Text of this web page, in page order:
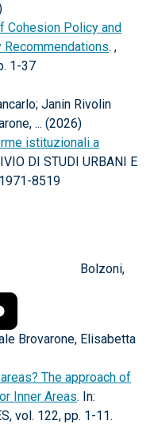
Cohesion Policy and
Recommendations. ,
1-37
Janin Rivolin
... (2026)
istituzionali a
DI STUDI URBANI E
8519
Bolzoni,
Brovarone, Elisabetta
The approach of
Inner Areas. In:
vol. 122, pp. 1-11.